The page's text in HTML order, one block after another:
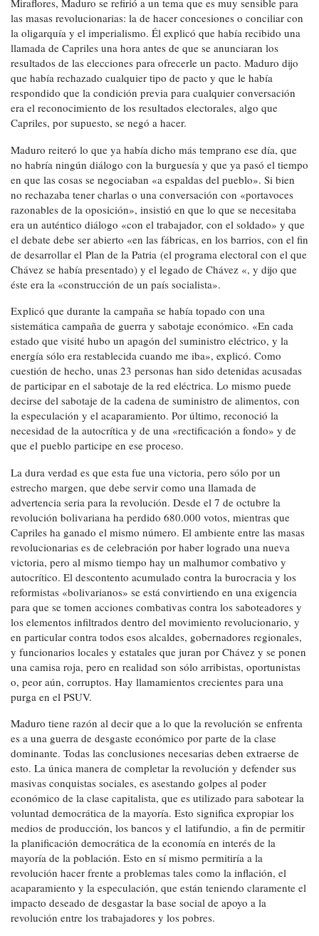
Miraflores, Maduro se refirió a un tema que es muy sensible para
las masas revolucionarias: la de hacer concesiones o conciliar con
la oligarquía y el imperialismo. Él explicó que había recibido una
llamada de Capriles una hora antes de que se anunciaran los
resultados de las elecciones para ofrecerle un pacto. Maduro dijo
que había rechazado cualquier tipo de pacto y que le había
respondido que la condición previa para cualquier conversación
era el reconocimiento de los resultados electorales, algo que
Capriles, por supuesto, se negó a hacer.
Maduro reiteró lo que ya había dicho más temprano ese día, que
no habría ningún diálogo con la burguesía y que ya pasó el tiempo
en que las cosas se negociaban «a espaldas del pueblo». Si bien
no rechazaba tener charlas o una conversación con «portavoces
razonables de la oposición», insistió en que lo que se necesitaba
era un auténtico diálogo «con el trabajador, con el soldado» y que
el debate debe ser abierto «en las fábricas, en los barrios, con el fin
de desarrollar el Plan de la Patria (el programa electoral con el que
Chávez se había presentado) y el legado de Chávez «, y dijo que
éste era la «construcción de un país socialista».
Explicó que durante la campaña se había topado con una
sistemática campaña de guerra y sabotaje económico. «En cada
estado que visité hubo un apagón del suministro eléctrico, y la
energía sólo era restablecida cuando me iba», explicó. Como
cuestión de hecho, unas 23 personas han sido detenidas acusadas
de participar en el sabotaje de la red eléctrica. Lo mismo puede
decirse del sabotaje de la cadena de suministro de alimentos, con
la especulación y el acaparamiento. Por último, reconoció la
necesidad de la autocrítica y de una «rectificación a fondo» y de
que el pueblo participe en ese proceso.
La dura verdad es que esta fue una victoria, pero sólo por un
estrecho margen, que debe servir como una llamada de
advertencia seria para la revolución. Desde el 7 de octubre la
revolución bolivariana ha perdido 680.000 votos, mientras que
Capriles ha ganado el mismo número. El ambiente entre las masas
revolucionarias es de celebración por haber logrado una nueva
victoria, pero al mismo tiempo hay un malhumor combativo y
autocrítico. El descontento acumulado contra la burocracia y los
reformistas «bolivarianos» se está convirtiendo en una exigencia
para que se tomen acciones combativas contra los saboteadores y
los elementos infiltrados dentro del movimiento revolucionario, y
en particular contra todos esos alcaldes, gobernadores regionales,
y funcionarios locales y estatales que juran por Chávez y se ponen
una camisa roja, pero en realidad son sólo arribistas, oportunistas
o, peor aún, corruptos. Hay llamamientos crecientes para una
purga en el PSUV.
Maduro tiene razón al decir que a lo que la revolución se enfrenta
es a una guerra de desgaste económico por parte de la clase
dominante. Todas las conclusiones necesarias deben extraerse de
esto. La única manera de completar la revolución y defender sus
masivas conquistas sociales, es asestando golpes al poder
económico de la clase capitalista, que es utilizado para sabotear la
voluntad democrática de la mayoría. Esto significa expropiar los
medios de producción, los bancos y el latifundio, a fin de permitir
la planificación democrática de la economía en interés de la
mayoría de la población. Esto en sí mismo permitiría a la
revolución hacer frente a problemas tales como la inflación, el
acaparamiento y la especulación, que están teniendo claramente el
impacto deseado de desgastar la base social de apoyo a la
revolución entre los trabajadores y los pobres.